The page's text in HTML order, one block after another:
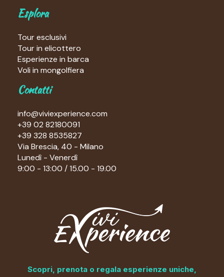
Esplora
Tour esclusivi
Tour in elicottero
Esperienze in barca
Voli in mongolfiera
Contatti
info@viviexperience.com
+39 02 82180091
+39 328 8535827
Via Brescia, 40 - Milano
Lunedì - Venerdì
9:00 - 13:00 / 15.00 - 19.00
Scopri, prenota o regala esperienze uniche,